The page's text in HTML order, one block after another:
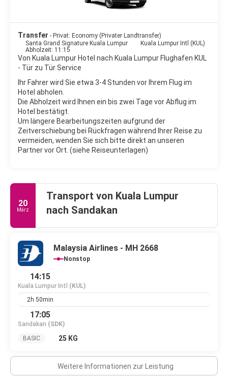
Transfer - Privat: Economy (Privater Landtransfer)
Santa Grand Signature Kuala Lumpur
Kuala Lumpur Intl (KUL)
Abholzeit: 11:15
Von Kuala Lumpur Hotel nach Kuala Lumpur Flughafen KUL
- Tür zu Tür Service
Ihr Fahrer wird Sie etwa 3-4 Stunden vor Ihrem Flug im
Hotel abholen.
Die Abholzeit wird Ihnen ein bis zwei Tage vor Abflug im
Hotel bestätigt.
Um längere Bearbeitungszeiten aufgrund der
Zeitverschiebung bei Rückfragen während Ihrer Reise zu
vermeiden, wenden Sie sich bitte direkt an unseren
Partner vor Ort. (siehe Reiseunterlagen)
20
März
Transport von Kuala Lumpur
nach Sandakan
Malaysia Airlines - MH 2668
Nonstop
14:15
Kuala Lumpur Intl (KUL)
2h 50min
17:05
Sandakan (SDK)
BASIC
25 KG
Weitere Informationen zur Leistung